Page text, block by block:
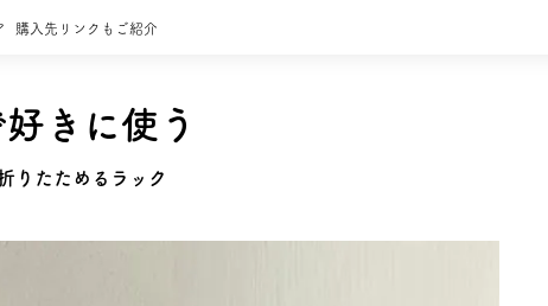
購入先リンクもご紹介
きに使う
りたためるラック